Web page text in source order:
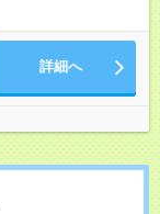
詳細へ